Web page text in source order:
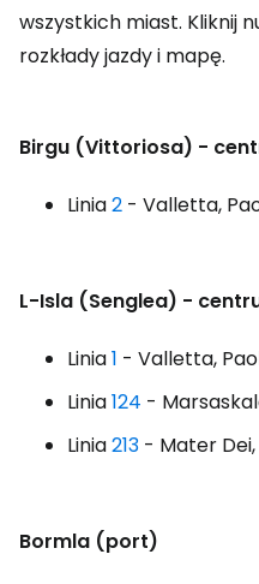
wszystkich miast. Kliknij
rozkłady jazdy i mapę.
Birgu (Vittoriosa) -
Linia2 - Valletta,
L-Isla (Senglea) -
Linia1 - Valletta,
Linia124 -
Linia213 - Mater
Bormla (port)